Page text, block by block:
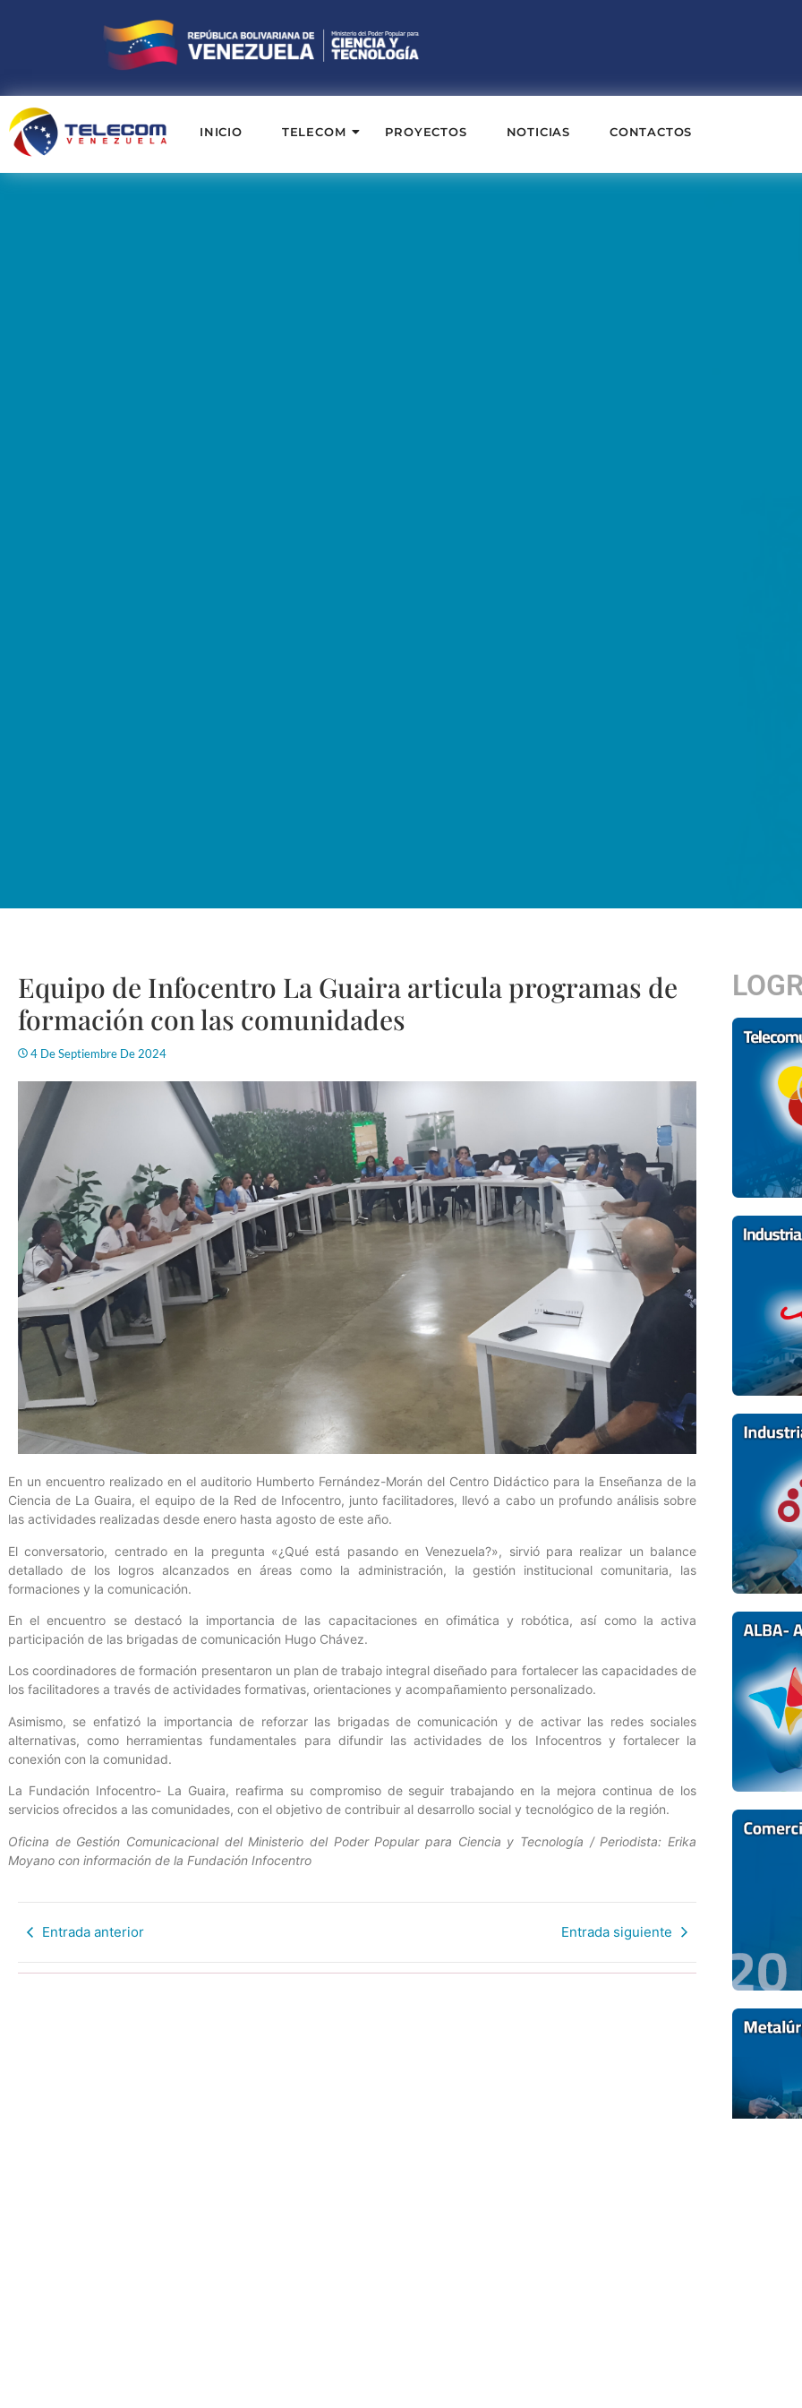
INICIO TELECOM PROYECTOS NOTICIAS CONTACTOS
Equipo de Infocentro La Guaira articula programas de
formación con las comunidades
4 De Septiembre De 2024
En un encuentro realizado en el auditorio Humberto Fernández-Morán del Centro Didáctico para la Enseñanza de la
Ciencia de La Guaira, el equipo de la Red de Infocentro, junto facilitadores, llevó a cabo un profundo análisis sobre
las actividades realizadas desde enero hasta agosto de este año.
El conversatorio, centrado en la pregunta «¿Qué está pasando en Venezuela?», sirvió para realizar un balance
detallado de los logros alcanzados en áreas como la administración, la gestión institucional comunitaria, las
formaciones y la comunicación.
En el encuentro se destacó la importancia de las capacitaciones en ofimática y robótica, así como la activa
participación de las brigadas de comunicación Hugo Chávez.
Los coordinadores de formación presentaron un plan de trabajo integral diseñado para fortalecer las capacidades de
los facilitadores a través de actividades formativas, orientaciones y acompañamiento personalizado.
Asimismo, se enfatizó la importancia de reforzar las brigadas de comunicación y de activar las redes sociales
alternativas, como herramientas fundamentales para difundir las actividades de los Infocentros y fortalecer la
conexión con la comunidad.
La Fundación Infocentro- La Guaira, reafirma su compromiso de seguir trabajando en la mejora continua de los
servicios ofrecidos a las comunidades, con el objetivo de contribuir al desarrollo social y tecnológico de la región.
Oficina de Gestión Comunicacional del Ministerio del Poder Popular para Ciencia y Tecnología / Periodista: Erika
Moyano con información de la Fundación Infocentro
Entrada anterior Entrada siguiente